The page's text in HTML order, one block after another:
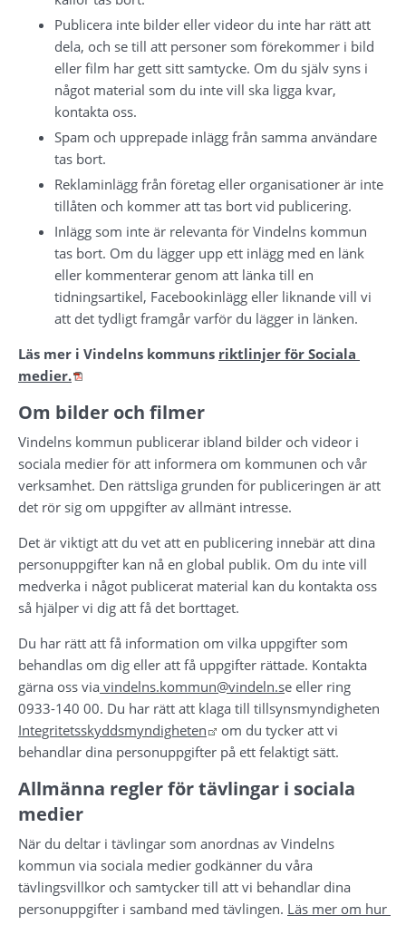
Publicera inte bilder eller videor du inte har rätt att
dela, och se till att personer som förekommer i bild
eller film har gett sitt samtycke. Om du själv syns i
något material som du inte vill ska ligga kvar,
kontakta oss.
Spam och upprepade inlägg från samma användare
tas bort.
Reklaminlägg från företag eller organisationer är inte
tillåten och kommer att tas bort vid publicering.
Inlägg som inte är relevanta för Vindelns kommun
tas bort. Om du lägger upp ett inlägg med en länk
eller kommenterar genom att länka till en
tidningsartikel, Facebookinlägg eller liknande vill vi
att det tydligt framgår varför du lägger in länken.
Läs mer i Vindelns kommuns riktlinjer för Sociala
medier. Pdf, 365.8 kB.
Om bilder och filmer
Vindelns kommun publicerar ibland bilder och videor i
sociala medier för att informera om kommunen och vår
verksamhet. Den rättsliga grunden för publiceringen är att
det rör sig om uppgifter av allmänt intresse.
Det är viktigt att du vet att en publicering innebär att dina
personuppgifter kan nå en global publik. Om du inte vill
medverka i något publicerat material kan du kontakta oss
så hjälper vi dig att få det borttaget.
Du har rätt att få information om vilka uppgifter som
behandlas om dig eller att få uppgifter rättade. Kontakta
gärna oss via vindelns.kommun@vindeln.se eller ring
Integritetsskyddsmyndigheten
Länk till annan webbplats.
om du tycker att vi
behandlar dina personuppgifter på ett felaktigt sätt.
Allmänna regler för tävlingar i sociala
medier
När du deltar i tävlingar som anordnas av Vindelns
kommun via sociala medier godkänner du våra
tävlingsvillkor och samtycker till att vi behandlar dina
personuppgifter i samband med tävlingen. Läs mer om hur